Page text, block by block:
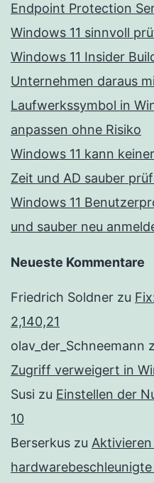
Endpoint Protection
Windows 11 sinnvoll
Windows 11 Insider
Unternehmen daraus
Laufwerkssymbol in
anpassen ohne Risiko
Windows 11 kann
Zeit und AD sauber
Windows 11
und sauber neu
Neueste Kommentare
Friedrich Soldner zu
2,140,21
olav_der_Schneemann
Zugriff verweigert in
Susi zu Einstellen der
10
Berserkus zu Aktivieren
hardwarebeschleunigte